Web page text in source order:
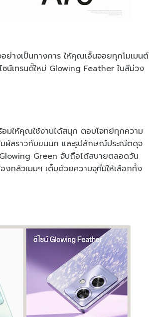
อย่างเป็นทางการ ให้คุณเอ็นจอยทุกโมเมนต์
น์เทรนดี้ใหม่ Glowing Feather ในสีม่วง
มให้คุณใช้งานได้สนุก ตอบโจทย์ทุกความ
ผัสราวกับขนนก และรูปลักษณ์ประณีตดุจ
Green จับถือได้สบายตลอดวัน
งกลัวเมมฯ เต็มด้วยความจุที่มีให้เลือกทั้ง